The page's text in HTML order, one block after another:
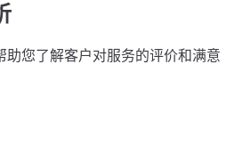
助您了解客户对服务的评价和满意